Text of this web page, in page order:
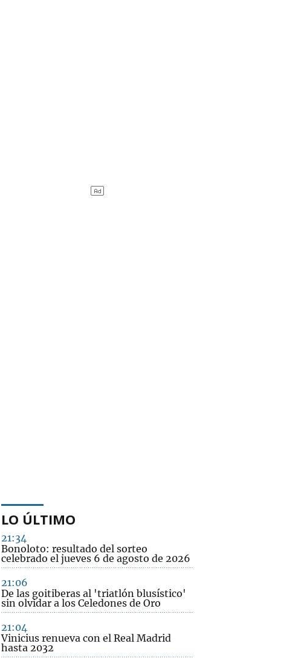
LO ÚLTIMO
21:34
Bonoloto: resultado del sorteo
celebrado el jueves 6 de agosto de 2026
21:06
De las goitiberas al 'triatlón blusístico'
sin olvidar a los Celedones de Oro
21:04
Vinicius renueva con el Real Madrid
hasta 2032